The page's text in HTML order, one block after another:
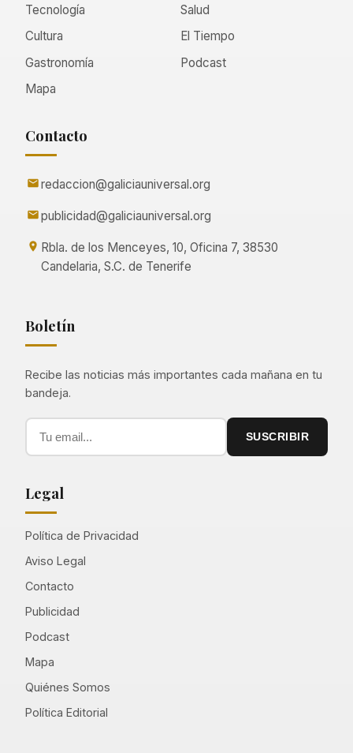
Tecnología
Salud
Cultura
El Tiempo
Gastronomía
Podcast
Mapa
Contacto
redaccion@galiciauniversal.org
publicidad@galiciauniversal.org
Rbla. de los Menceyes, 10, Oficina 7, 38530
Candelaria, S.C. de Tenerife
Boletín
Recibe las noticias más importantes cada mañana en tu
bandeja.
SUSCRIBIR
Legal
Política de Privacidad
Aviso Legal
Contacto
Publicidad
Podcast
Mapa
Quiénes Somos
Política Editorial